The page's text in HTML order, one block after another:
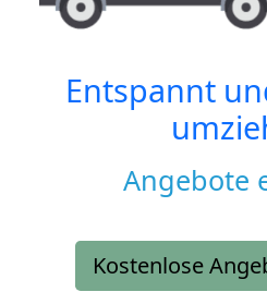
Entspannt
Angebote
Kostenlose